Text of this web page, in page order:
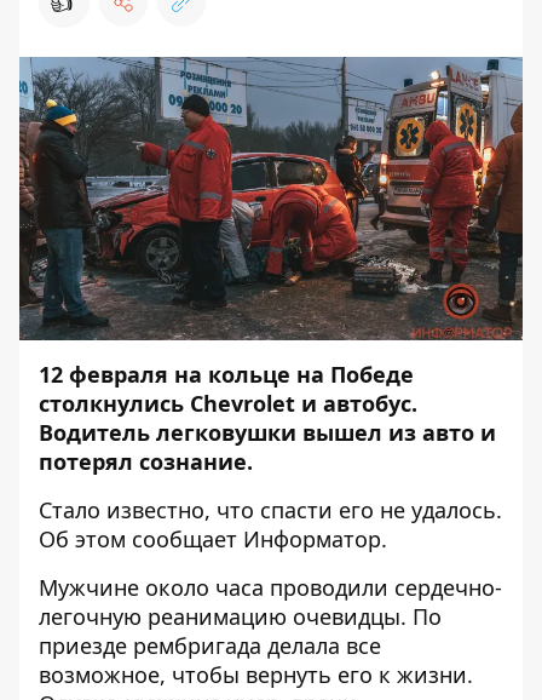
12 февраля на кольце на Победе
столкнулись Chevrolet и автобус.
Водитель легковушки вышел из авто и
потерял сознание.
Стало известно, что спасти его не удалось.
Об этом сообщает Информатор.
Мужчине около часа проводили сердечно-
легочную реанимацию очевидцы. По
приезде рембригада делала все
возможное, чтобы вернуть его к жизни.